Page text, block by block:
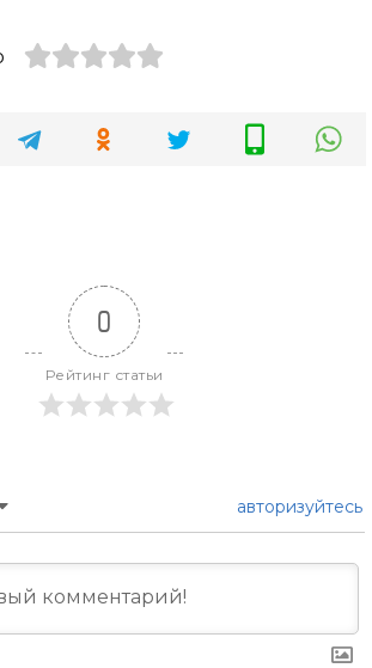
0
Рейтинг статьи
авторизуйтесь